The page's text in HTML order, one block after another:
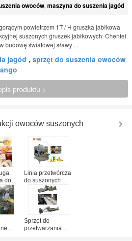
owoców, maszyna do suszenia jagód
powietrzem 1T / H gruszka jabłkowa
suszonych gruszek jabłkowych: Chenfei
budowę światowej sławy ...
jagód , sprzęt do suszenia owoców
produktu >
owoców suszonych
do
Linia przetwórcza
do suszonych
mango do
przetwórstwa
spożywczego
SS304 380V /
220V
Sprzęt do
przetwarzania